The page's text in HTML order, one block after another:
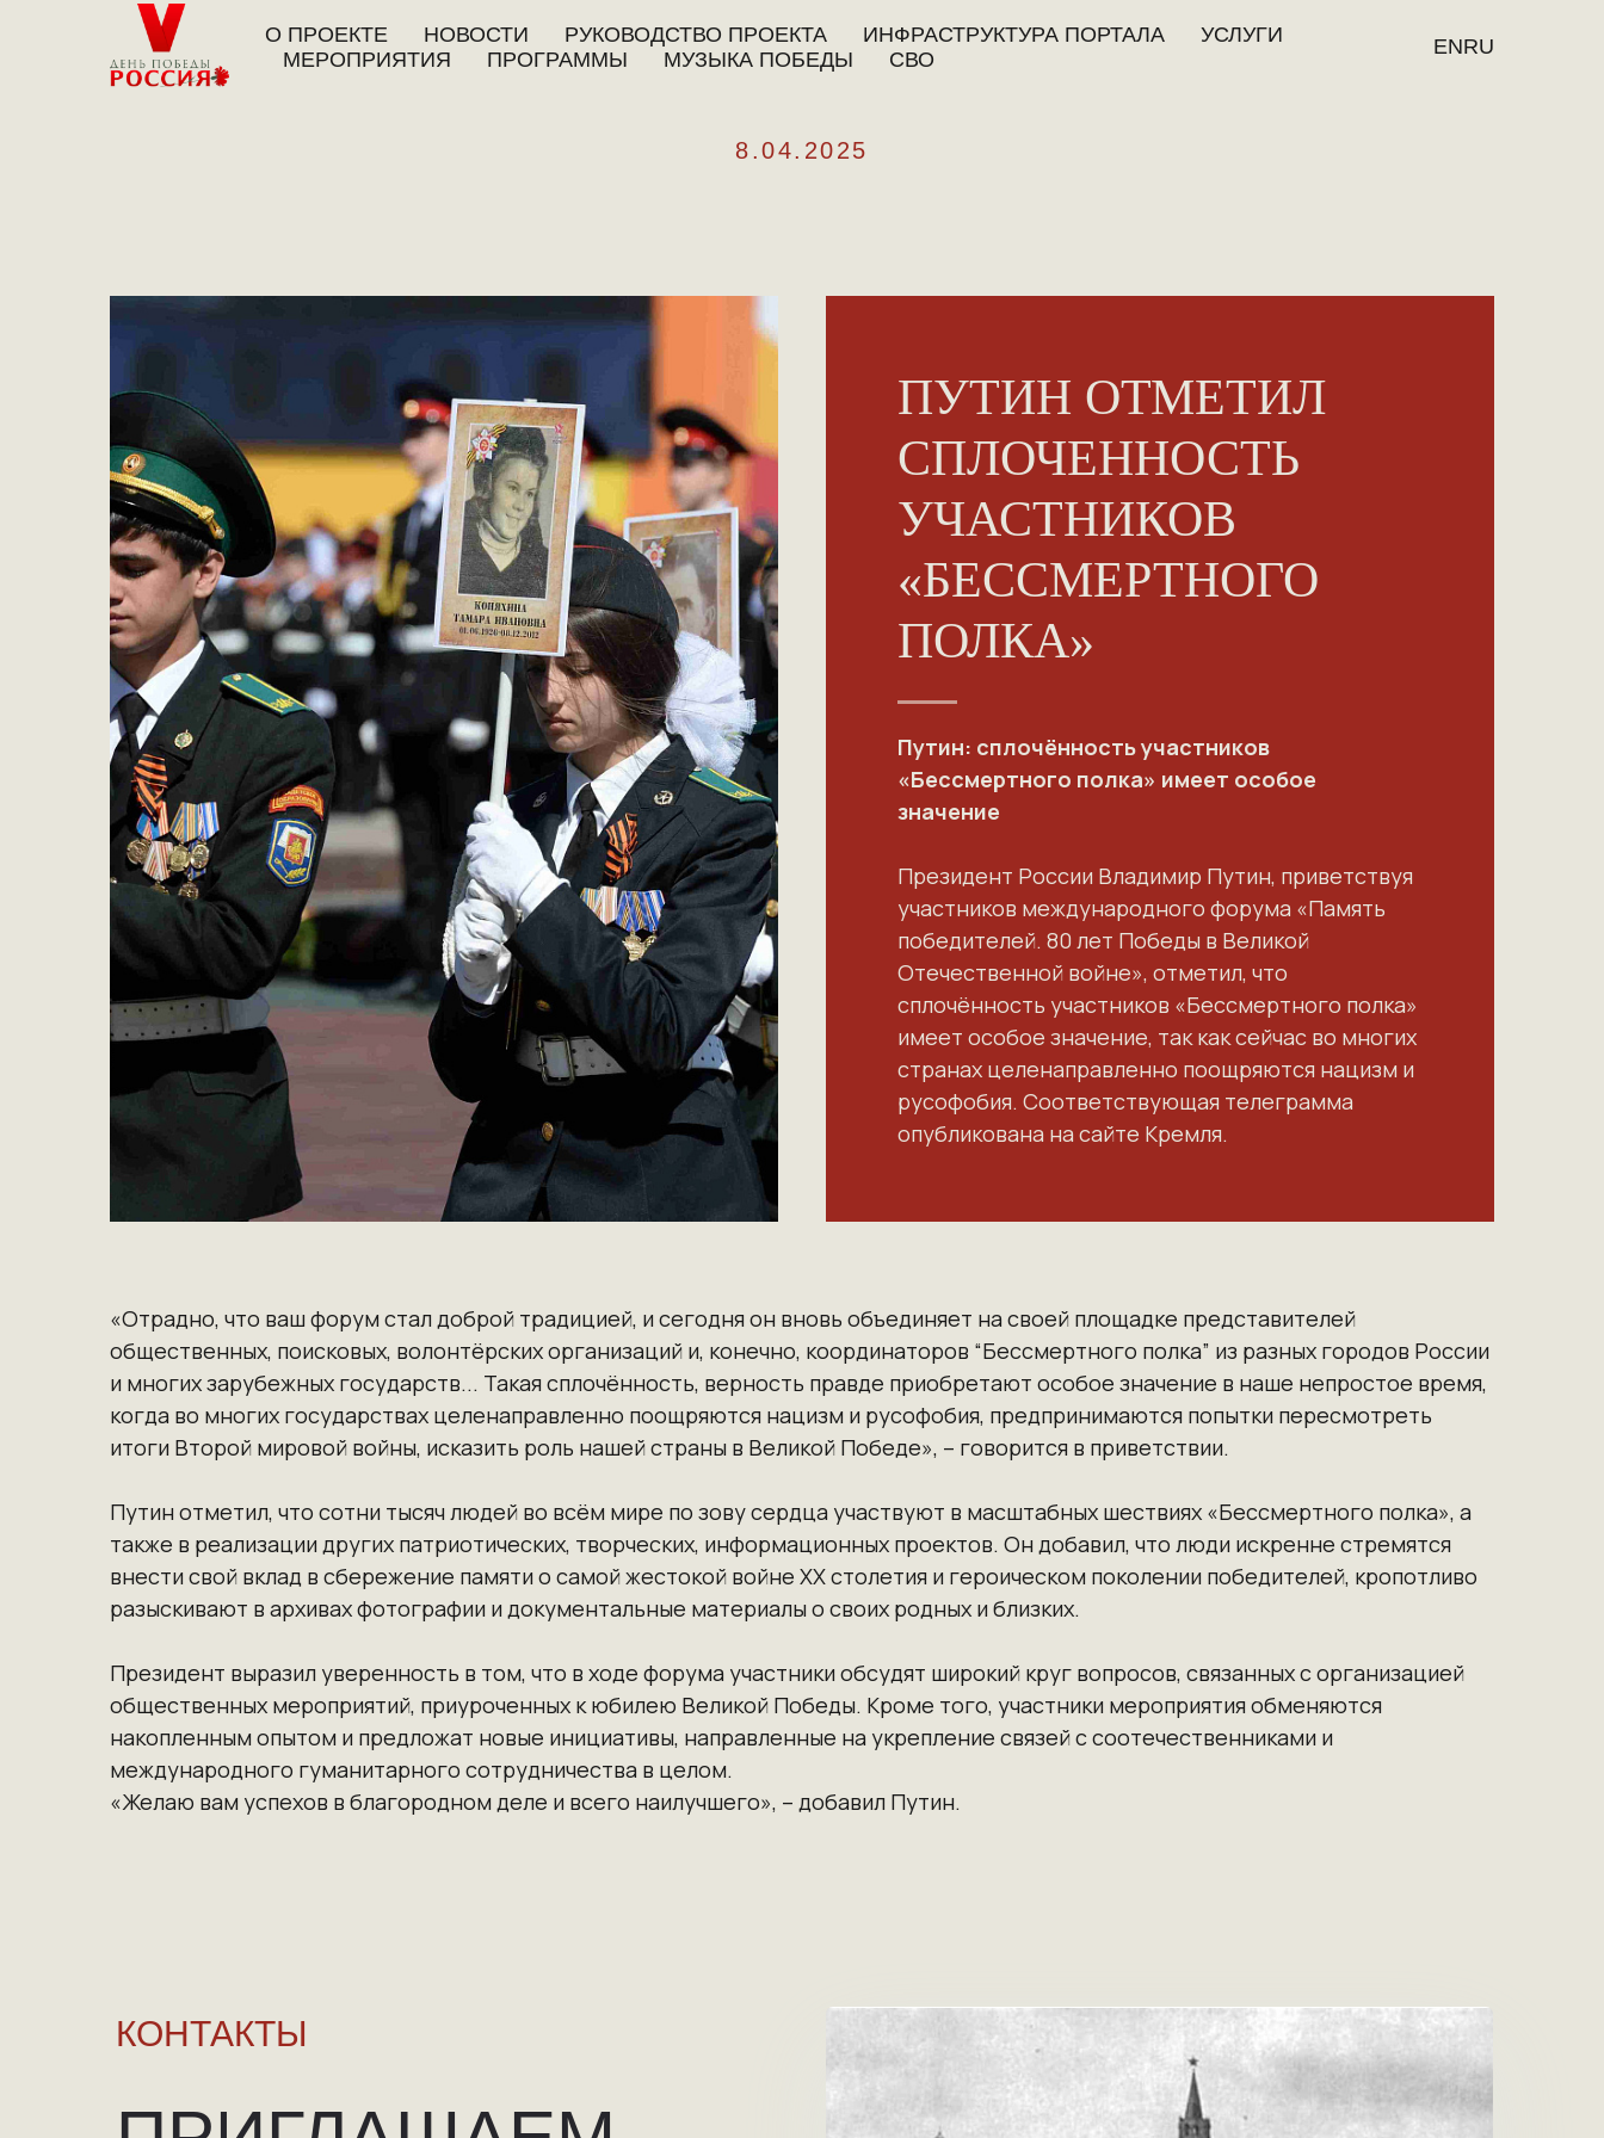
О ПРОЕКТЕ НОВОСТИ РУКОВОДСТВО ПРОЕКТА ИНФРАСТРУКТУРА ПОРТАЛА
УСЛУГИ
МЕРОПРИЯТИЯ
ПРОГРАММЫ МУЗЫКА ПОБЕДЫ СВО
ENRU
8.04.2025
ПУТИН ОТМЕТИЛ
СПЛОЧЕННОСТЬ
УЧАСТНИКОВ
«БЕССМЕРТНОГО
ПОЛКА»
Путин: сплочённость участников
«Бессмертного полка» имеет особое
значение
Президент России Владимир Путин, приветствуя
участников международного форума «Память
победителей. 80 лет Победы в Великой
Отечественной войне», отметил, что
сплочённость участников «Бессмертного полка»
имеет особое значение, так как сейчас во многих
странах целенаправленно поощряются нацизм и
русофобия. Соответствующая телеграмма
опубликована на сайте Кремля.
«Отрадно, что ваш форум стал доброй традицией, и сегодня он вновь объединяет на своей площадке представителей
общественных, поисковых, волонтёрских организаций и, конечно, координаторов “Бессмертного полка” из разных городов России
и многих зарубежных государств... Такая сплочённость, верность правде приобретают особое значение в наше непростое время,
когда во многих государствах целенаправленно поощряются нацизм и русофобия, предпринимаются попытки пересмотреть
итоги Второй мировой войны, исказить роль нашей страны в Великой Победе», – говорится в приветствии.
Путин отметил, что сотни тысяч людей во всём мире по зову сердца участвуют в масштабных шествиях «Бессмертного полка», а
также в реализации других патриотических, творческих, информационных проектов. Он добавил, что люди искренне стремятся
внести свой вклад в сбережение памяти о самой жестокой войне XX столетия и героическом поколении победителей, кропотливо
разыскивают в архивах фотографии и документальные материалы о своих родных и близких.
Президент выразил уверенность в том, что в ходе форума участники обсудят широкий круг вопросов, связанных с организацией
общественных мероприятий, приуроченных к юбилею Великой Победы. Кроме того, участники мероприятия обменяются
накопленным опытом и предложат новые инициативы, направленные на укрепление связей с соотечественниками и
международного гуманитарного сотрудничества в целом.
«Желаю вам успехов в благородном деле и всего наилучшего», – добавил Путин.
КОНТАКТЫ